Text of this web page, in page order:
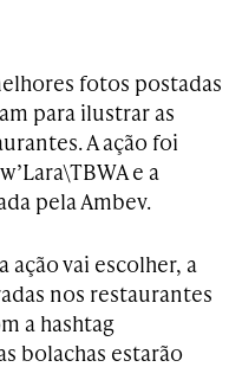
fotos postadas
para ilustrar as
A ação foi
e a
pela Ambev.
ação vai escolher, a
nos restaurantes
a hashtag
bolachas estarão